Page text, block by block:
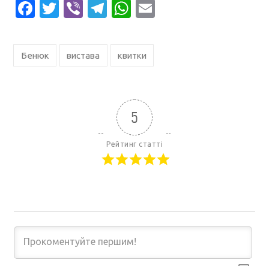
Facebook
Twitter
ViberTelegram
WhatsApp
Бенюк вистава квитки
5
Рейтинг статті